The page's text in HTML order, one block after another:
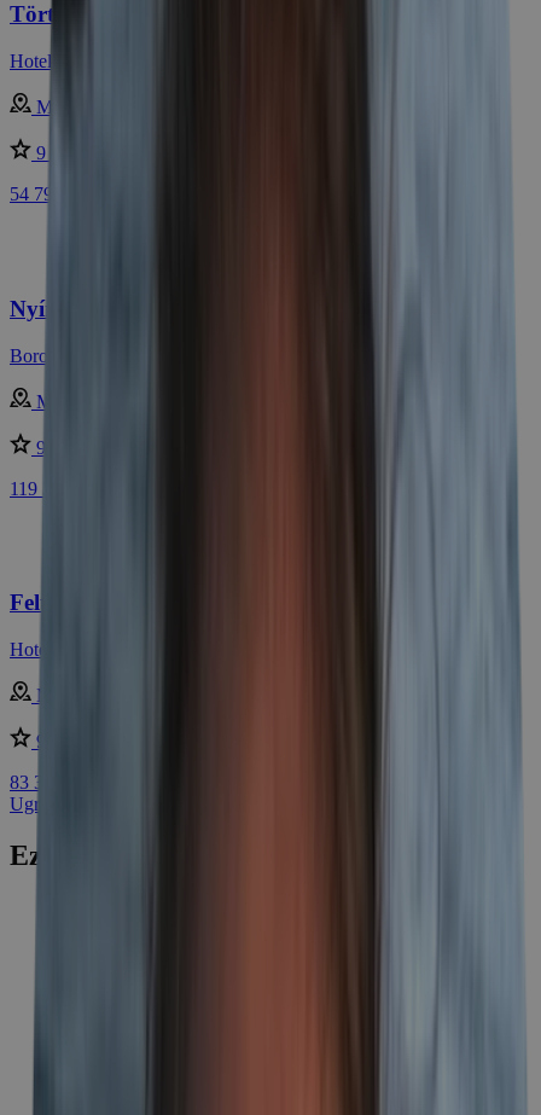
Történelmi pihenés Visegrádon wellnesszel
Hotel Visegrád ****
Magyarország - Visegrád
9 /10
54 790 Ft
Nyíradony: Főúri pompa + luxus wellness
Borostyán Med Hotel ****
Magyarország - Nyíradony
9 /10
119 390 Ft
Feltöltődés Hajdúszoboszlón félpanzióval
Hotel Barátság ***
Magyarország - Hajdúszoboszló
9 /10
83 350 Ft
Ugrás a legnépszerűbb ajánlatokhoz
Ezek is érdekelhetik